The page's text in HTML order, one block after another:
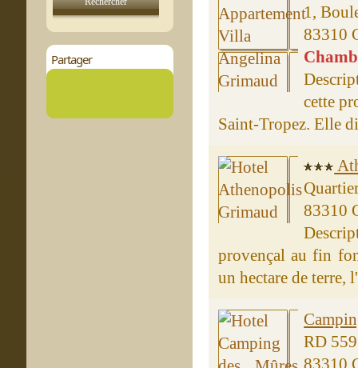
Partager
1,
83310
cette
Saint-Tropez. Elle
83310
provençal au fin
un hectare de terre,
RD 559
83310